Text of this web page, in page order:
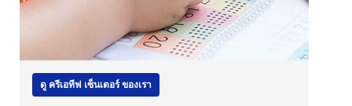
ดู ครีเอทีฟ เซ็นเตอร์ ของเรา